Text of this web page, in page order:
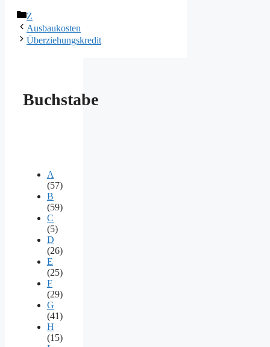
Kategorien
Z
Ausbaukosten
Überziehungskredit
Buchstabe
A
(57)
B
(59)
C
(5)
D
(26)
E
(25)
F
(29)
G
(41)
H
(15)